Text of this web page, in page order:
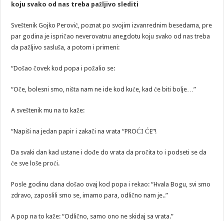
koju svako od nas treba pažljivo slediti
Sveštenik Gojko Perović, poznat po svojim izvanrednim besedama, pre
par godina je ispričao neverovatnu anegdotu koju svako od nas treba
da pažljivo sasluša, a potom i primeni:
“Došao čovek kod popa i požalio se:
“Oče, bolesni smo, ništa nam ne ide kod kuće, kad će biti bolje…”
A sveštenik mu na to kaže:
“Napiši na jedan papir i zakači na vrata “PROĆI ĆE”!
Da svaki dan kad ustane i dođe do vrata da pročita to i podseti se da
će sve loše proći.
Posle godinu dana došao ovaj kod popa i rekao: “Hvala Bogu, svi smo
zdravo, zaposlili smo se, imamo para, odlično nam je..”
A pop na to kaže: “Odlično, samo ono ne skidaj sa vrata.”